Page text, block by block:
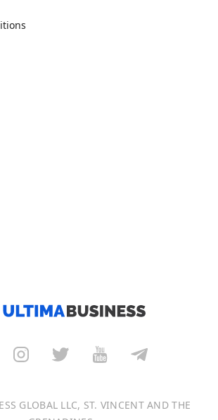
GLOBAL LLC, ST. VINCENT AND THE